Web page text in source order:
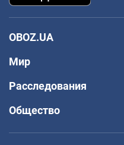
OBOZ.UA
Мир
Расследования
Общество